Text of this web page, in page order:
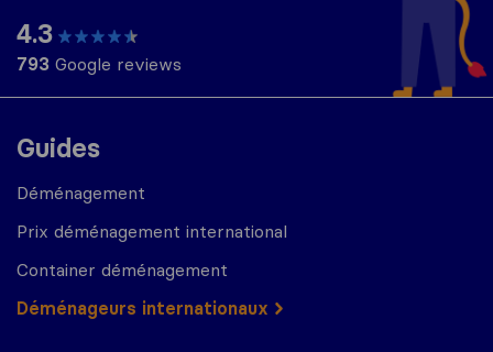
Guides
Déménagement
Prix déménagement international
Container déménagement
Déménageurs internationaux
4.3
793 Google reviews